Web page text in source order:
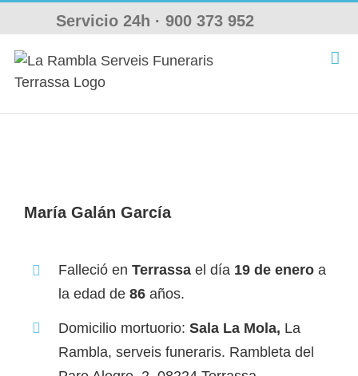
al
contenido
Servicio 24h ·900 373 952
María Galán García
Falleció enTerrassa el día 19 de enero a
la edad de 86 años.
Domicilio mortuorio:Sala La Mola, La
Rambla, serveis funeraris. Rambleta del